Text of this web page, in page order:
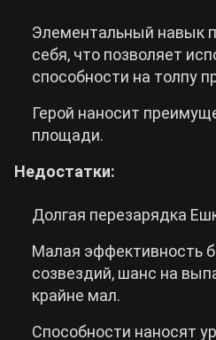
Элементальный навык
себя, что позволяет
способности на толпу
Герой наносит
площади.
Недостатки:
Долгая перезарядка
Малая эффективность
созвездий, шанс на
крайне мал.
Способности наносят